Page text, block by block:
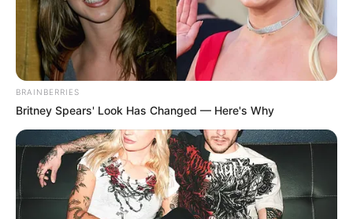
BRAINBERRIES
Britney Spears' Look Has Changed — Here's Why